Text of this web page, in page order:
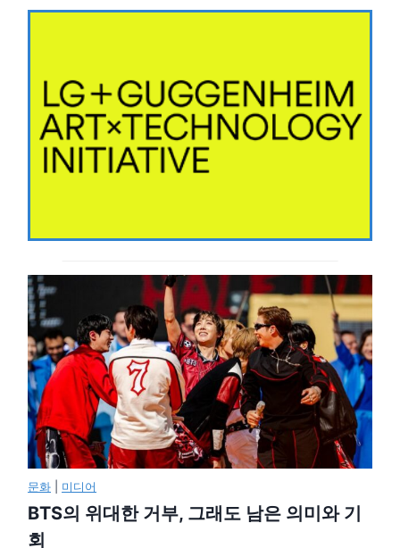
문화 미디어
BTS의 위대한 거부, 그래도 남은 의미와 기
회